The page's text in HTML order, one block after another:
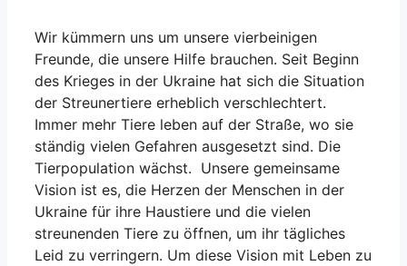
Wir kümmern uns um unsere vierbeinigen
Freunde, die unsere Hilfe brauchen. Seit Beginn
des Krieges in der Ukraine hat sich die Situation
der Streunertiere erheblich verschlechtert.
Immer mehr Tiere leben auf der Straße, wo sie
ständig vielen Gefahren ausgesetzt sind. Die
Tierpopulation wächst. Unsere gemeinsame
Vision ist es, die Herzen der Menschen in der
Ukraine für ihre Haustiere und die vielen
streunenden Tiere zu öffnen, um ihr tägliches
Leid zu verringern. Um diese Vision mit Leben zu